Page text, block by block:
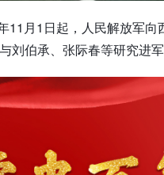
11月1日起，人民解放军向
刘伯承、张际春等研究进军